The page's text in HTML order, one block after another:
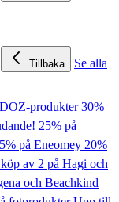
Tillbaka
Se alla
produkter30%
25% på
på Eneomey 20%
av 2 på Hagi och
och Beachkind